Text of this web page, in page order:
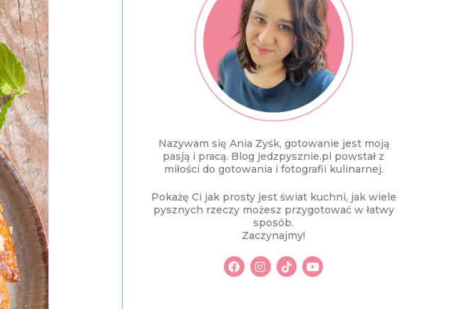
Nazywam się Ania Zyśk, gotowanie jest moją
pasją i pracą. Blog jedzpysznie.pl powstał z
miłości do gotowania i fotografii kulinarnej.
Pokażę Ci jak prosty jest świat kuchni, jak wiele
pysznych rzeczy możesz przygotować w łatwy
sposób.
Zaczynajmy!